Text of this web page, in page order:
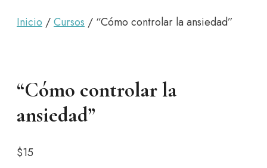
Inicio /Cursos / “Cómo controlar la ansiedad”
“Cómo controlar la
ansiedad”
$15